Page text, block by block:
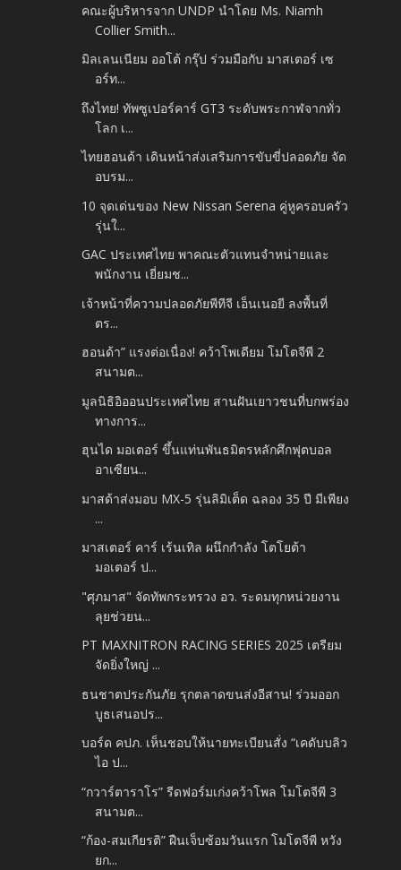
คณะผู้บริหารจาก UNDP นำโดย Ms. Niamh
Collier Smith...
มิลเลนเนียม ออโต้ กรุ๊ป ร่วมมือกับ มาสเตอร์ เซ
อร์ท...
ถึงไทย! ทัพซูเปอร์คาร์ GT3 ระดับพระกาฬจากทั่ว
โลก เ...
ไทยฮอนด้า เดินหน้าส่งเสริมการขับขี่ปลอดภัย จัด
อบรม...
10 จุดเด่นของ New Nissan Serena คู่หูครอบครัว
รุ่นใ...
GAC ประเทศไทย พาคณะตัวแทนจำหน่ายและ
พนักงาน เยี่ยมช...
เจ้าหน้าที่ความปลอดภัยพีทีจี เอ็นเนอยี ลงพื้นที่
ตร...
ฮอนด้า” แรงต่อเนื่อง! คว้าโพเดียม โมโตจีพี 2
สนามต...
มูลนิธิอิออนประเทศไทย สานฝันเยาวชนที่บกพร่อง
ทางการ...
ฮุนได มอเตอร์ ขึ้นแท่นพันธมิตรหลักศึกฟุตบอล
อาเซียน...
มาสด้าส่งมอบ MX-5 รุ่นลิมิเต็ด ฉลอง 35 ปี มีเพียง
...
มาสเตอร์ คาร์ เร้นเทิล ผนึกกำลัง โตโยต้า
มอเตอร์ ป...
"ศุภมาส" จัดทัพกระทรวง อว. ระดมทุกหน่วยงาน
ลุยช่วยน...
PT MAXNITRON RACING SERIES 2025 เตรียม
จัดยิ่งใหญ่ ...
ธนชาตประกันภัย รุกตลาดขนส่งอีสาน! ร่วมออก
บูธเสนอปร...
บอร์ด คปภ. เห็นชอบให้นายทะเบียนสั่ง “เคดับบลิว
ไอ ป...
“กวาร์ตาราโร” รีดฟอร์มเก่งคว้าโพล โมโตจีพี 3
สนามต...
“ก้อง-สมเกียรติ” ฝืนเจ็บซ้อมวันแรก โมโตจีพี หวัง
ยก...